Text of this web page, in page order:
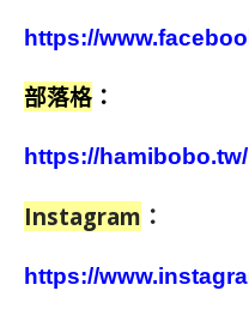
https://
部落格 ：
https://hamibobo.tw/
Instagram ：
https://